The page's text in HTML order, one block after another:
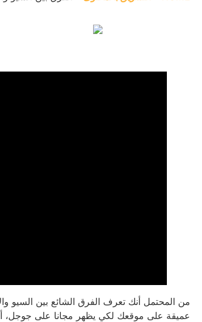
من المحتمل أنك تعرف الفرق الشائع بين السيو
عميقة على موقعك لكي يظهر مجانا على جوجل،